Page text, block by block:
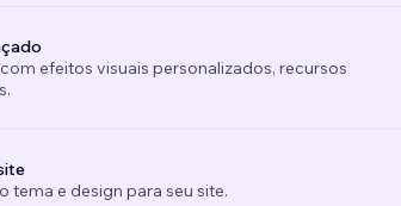
efeitos visuais personalizados, recursos
tema e design para seu site.